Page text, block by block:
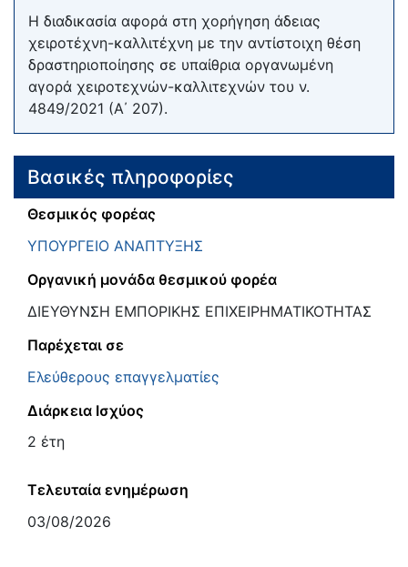
Η διαδικασία αφορά στη χορήγηση άδειας
χειροτέχνη-καλλιτέχνη με την αντίστοιχη θέση
δραστηριοποίησης σε υπαίθρια οργανωμένη
αγορά χειροτεχνών-καλλιτεχνών του ν.
4849/2021 (Α΄ 207).
Βασικές πληροφορίες
Θεσμικός φορέας
ΥΠΟΥΡΓΕΙΟ ΑΝΑΠΤΥΞΗΣ
Οργανική μονάδα θεσμικού φορέα
ΔΙΕΥΘΥΝΣΗ ΕΜΠΟΡΙΚΗΣ ΕΠΙΧΕΙΡΗΜΑΤΙΚΟΤΗΤΑΣ
Παρέχεται σε
Ελεύθερους επαγγελματίες
Διάρκεια Ισχύος
2 έτη
Τελευταία ενημέρωση
03/08/2026